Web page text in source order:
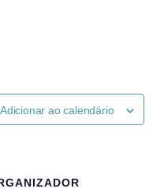
Adicionar ao calendário